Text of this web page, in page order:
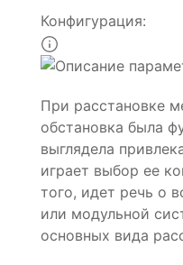
Конфигурация:
При расстановке
обстановка была
выглядела
играет выбор ее
того, идет речь о
или модульной
основных вида